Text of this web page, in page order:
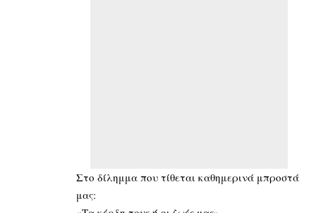
Στο δίλημμα που τίθεται καθημερινά μπροστά
μας: